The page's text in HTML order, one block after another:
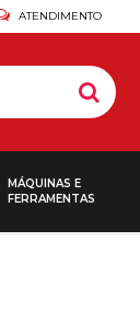
ATENDIMENTO
MÁQUINAS E
FERRAMENTAS